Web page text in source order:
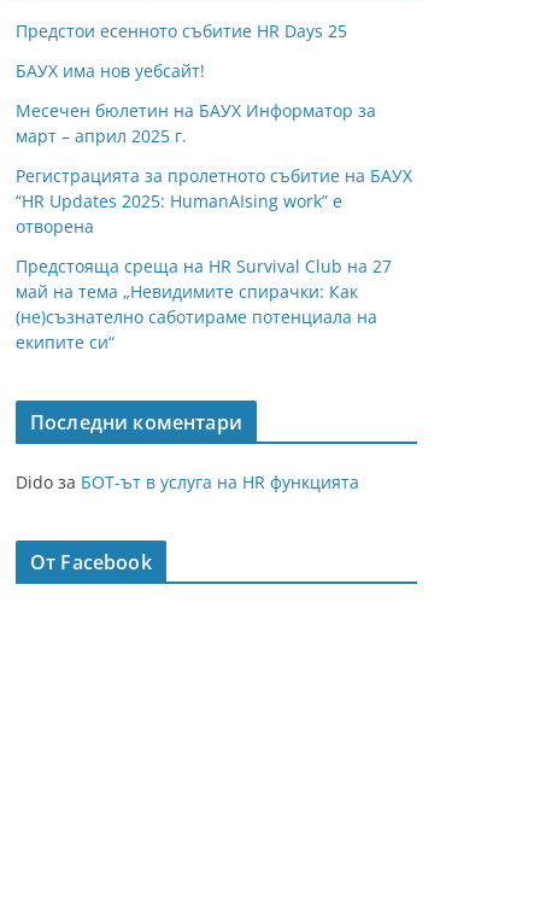
Предстои есенното събитие HR Days 25
БАУХ има нов уебсайт!
Месечен бюлетин на БАУХ Информатор за
март – април 2025 г.
Регистрацията за пролетното събитие на БАУХ
“HR Updates 2025: HumanAIsing work” е
отворена
Предстояща среща на HR Survival Club на 27
май на тема „Невидимите спирачки: Как
(не)съзнателно саботираме потенциала на
екипите си“
Последни коментари
Dido за БОТ-ът в услуга на HR функцията
От Facebook